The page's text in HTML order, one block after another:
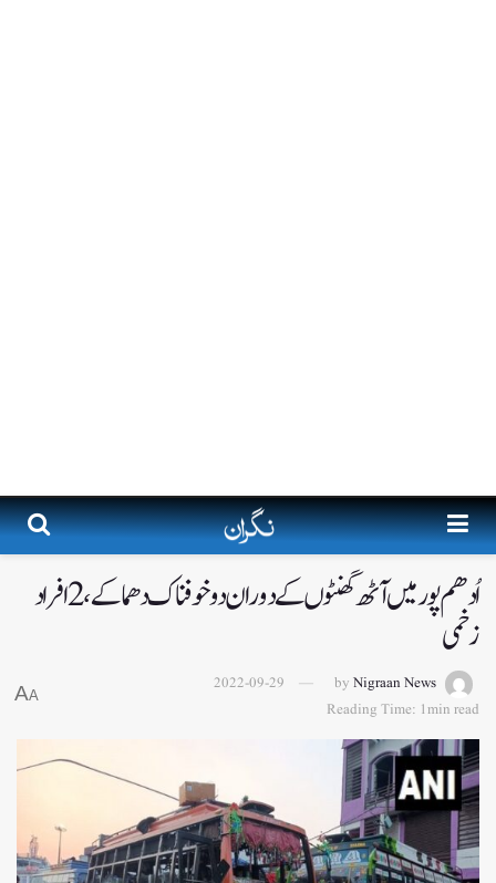
اُدھم پورمیں آٹھ گھنٹوں کے دوران دو خوفناک دھماکے،2افراد
زخمی
by Nigraan News
2022-09-29
Reading Time: 1min read
A
A